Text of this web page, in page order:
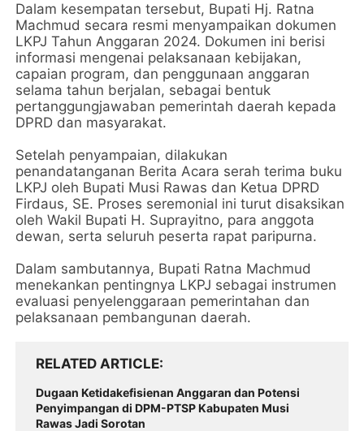
Dalam kesempatan tersebut, Bupati Hj. Ratna
Machmud secara resmi menyampaikan dokumen
LKPJ Tahun Anggaran 2024. Dokumen ini berisi
informasi mengenai pelaksanaan kebijakan,
capaian program, dan penggunaan anggaran
selama tahun berjalan, sebagai bentuk
pertanggungjawaban pemerintah daerah kepada
DPRD dan masyarakat.
Setelah penyampaian, dilakukan
penandatanganan Berita Acara serah terima buku
LKPJ oleh Bupati Musi Rawas dan Ketua DPRD
Firdaus, SE. Proses seremonial ini turut disaksikan
oleh Wakil Bupati H. Suprayitno, para anggota
dewan, serta seluruh peserta rapat paripurna.
Dalam sambutannya, Bupati Ratna Machmud
menekankan pentingnya LKPJ sebagai instrumen
evaluasi penyelenggaraan pemerintahan dan
pelaksanaan pembangunan daerah.
RELATED ARTICLE
Dugaan Ketidakefisienan Anggaran dan Potensi
Penyimpangan di DPM-PTSP Kabupaten Musi
Rawas Jadi Sorotan